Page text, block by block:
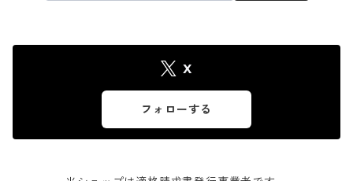
X
フォローする